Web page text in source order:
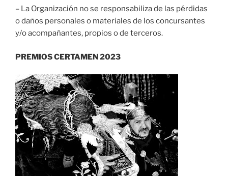
– La Organización no se responsabiliza de las pérdidas
o daños personales o materiales de los concursantes
y/o acompañantes, propios o de terceros.
PREMIOS CERTAMEN 2023